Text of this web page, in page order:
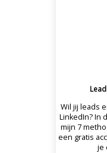
Wil jij leads
LinkedIn? In
mijn 7
een gratis
je